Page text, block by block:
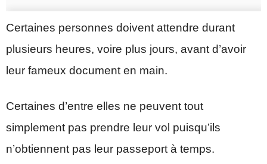
Certaines personnes doivent attendre durant
plusieurs heures, voire plus jours, avant d’avoir
leur fameux document en main.
Certaines d’entre elles ne peuvent tout
simplement pas prendre leur vol puisqu’ils
n’obtiennent pas leur passeport à temps.